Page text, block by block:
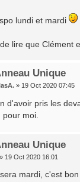
lundi et mardi
lire que Clément
Unique
» 19 Oct 2020 07:45
d'avoir pris les
pour moi.
Unique
» 19 Oct 2020 16:01
mardi, c'est